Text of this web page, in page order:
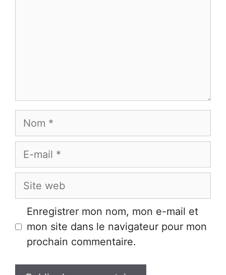
Nom
E-
Site
Enregistrer mon nom, mon e-mail et
mon site dans le navigateur pour mon
prochain commentaire.